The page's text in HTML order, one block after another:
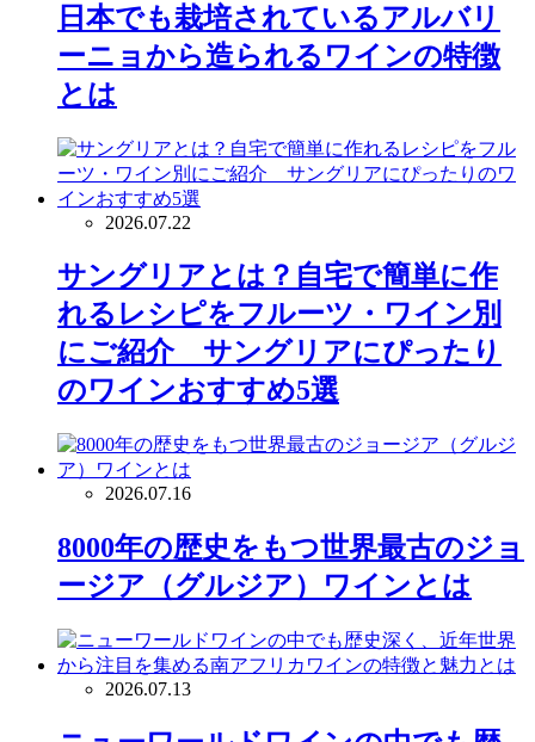
日本でも栽培されているアルバリ
ーニョから造られるワインの特徴
とは
2026.07.22
サングリアとは？自宅で簡単に作
れるレシピをフルーツ・ワイン別
にご紹介 サングリアにぴったり
のワインおすすめ5選
2026.07.16
8000年の歴史をもつ世界最古のジョ
ージア（グルジア）ワインとは
2026.07.13